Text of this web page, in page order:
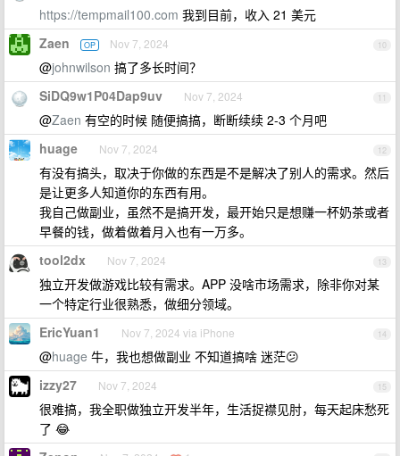
https://tempmail100.com 我到目前，收入 21 美元
10
Zaen OP Nov 7, 2024
@johnwilson 搞了多长时间？
11
SiDQ9w1P04Dap9uv Nov 7, 2024
@Zaen 有空的时候 随便搞搞，断断续续 2-3 个月吧
12
huage Nov 7, 2024
有没有搞头，取决于你做的东西是不是解决了别人的需求。然后
是让更多人知道你的东西有用。
我自己做副业，虽然不是搞开发，最开始只是想赚一杯奶茶或者
早餐的钱，做着做着月入也有一万多。
13
tool2dx Nov 7, 2024
独立开发做游戏比较有需求。APP 没啥市场需求，除非你对某
一个特定行业很熟悉，做细分领域。
14
EricYuan1 Nov 7, 2024 via iPhone
@huage 牛，我也想做副业 不知道搞啥 迷茫😕
15
izzy27 Nov 7, 2024
很难搞，我全职做独立开发半年，生活捉襟见肘，每天起床愁死
了 😂